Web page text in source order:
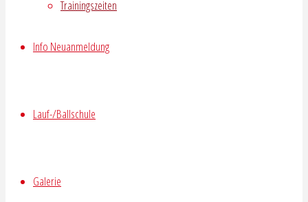
Trainingszeiten
Info Neuanmeldung
Lauf-/Ballschule
Galerie